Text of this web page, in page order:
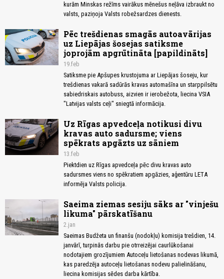
kurām Minskas režīms vairākus mēnešus neļāva izbraukt no
valsts, paziņoja Valsts robežsardzes dienests.
Pēc trešdienas smagās autoavārijas
uz Liepājas šosejas satiksme
joprojām apgrūtināta [papildināts]
19.feb
Satiksme pie Apšupes krustojuma ar Liepājas šoseju, kur
trešdienas vakarā sadūrās kravas automašīna un starppilsētu
sabiedriskais autobuss, aizvien ir ierobežota, liecina VSIA
"Latvijas valsts ceļi" sniegtā informācija.
Uz Rīgas apvedceļa notikusi divu
kravas auto sadursme; viens
spēkrats apgāzts uz sāniem
13.feb
Piektdien uz Rīgas apvedceļa pēc divu kravas auto
sadursmes viens no spēkratiem apgāzies, aģentūru LETA
informēja Valsts policija.
Saeima ziemas sesiju sāks ar "vinješu
likuma" pārskatīšanu
2.jan
Saeimas Budžeta un finanšu (nodokļu) komisija trešdien, 14.
janvārī, turpinās darbu pie otrreizējai caurlūkošanai
nodotajiem grozījumiem Autoceļu lietošanas nodevas likumā,
kas paredzēja autoceļu lietošanas nodevu palielināšanu,
liecina komisijas sēdes darba kārtība.